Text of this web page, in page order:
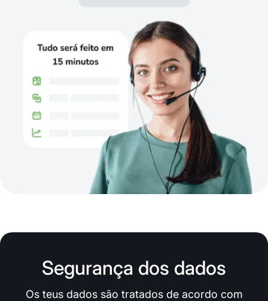
Segurança dos dados
Os teus dados são tratados de acordo com